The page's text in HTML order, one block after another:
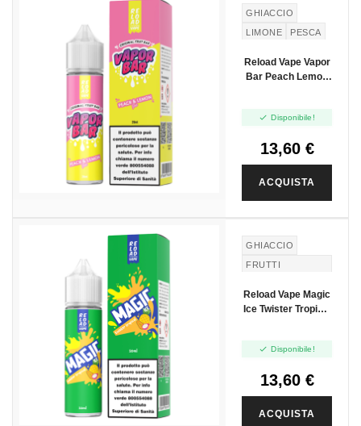
GHIACCIO
LIMONE
PESCA
Reload Vape Vapor
Bar Peach Lemon
 Disponibile!
13,60 €
ACQUISTA
GHIACCIO
FRUTTI
Reload Vape Magic
Ice Twister Tropical
 Disponibile!
13,60 €
ACQUISTA